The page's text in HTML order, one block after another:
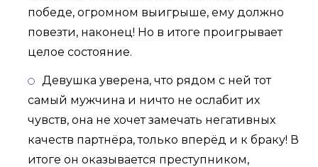
победе, огромном выигрыше, ему должно
повезти, наконец! Но в итоге проигрывает
целое состояние.
Девушка уверена, что рядом с ней тот
самый мужчина и ничто не ослабит их
чувств, она не хочет замечать негативных
качеств партнёра, только вперёд и к браку! В
итоге он оказывается преступником,